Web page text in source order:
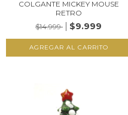
COLGANTE MICKEY MOUSE
RETRO
$14.999
$9.999